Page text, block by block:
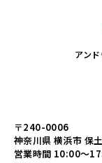
アン
〒240-0006
神奈川県 横浜市 保
営業時間 10:00～